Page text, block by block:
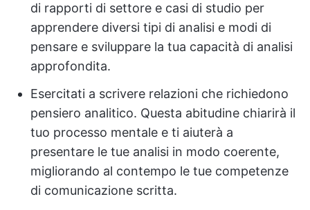
di rapporti di settore e casi di studio per
apprendere diversi tipi di analisi e modi di
pensare e sviluppare la tua capacità di analisi
approfondita.
Esercitati a scrivere relazioni che richiedono
pensiero analitico. Questa abitudine chiarirà il
tuo processo mentale e ti aiuterà a
presentare le tue analisi in modo coerente,
migliorando al contempo le tue competenze
di comunicazione scritta.